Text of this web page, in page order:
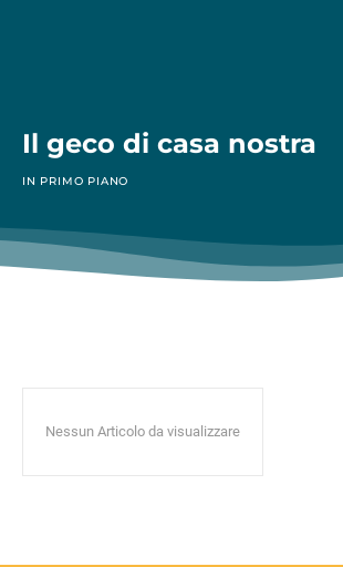
Il geco di casa nostra
IN PRIMO PIANO
Nessun Articolo da visualizzare